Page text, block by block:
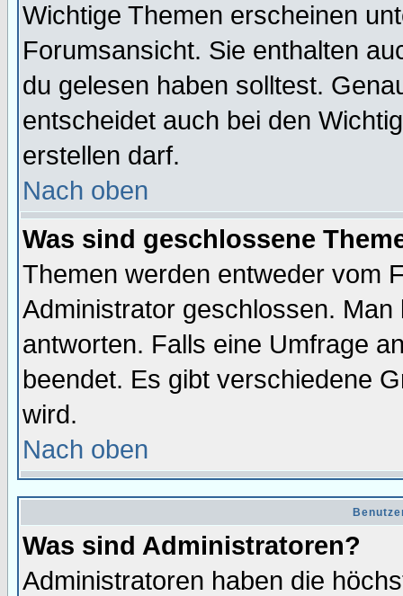
Wichtige Themen erscheinen
Forumsansicht. Sie enthalten
du gelesen haben solltest.
entscheidet auch bei den
erstellen darf.
Nach oben
Was sind geschlossene
Themen werden entweder vom
Administrator geschlossen.
antworten. Falls eine Umfrage
beendet. Es gibt verschiedene
wird.
Nach oben
Was sind Administratoren?
Administratoren haben die